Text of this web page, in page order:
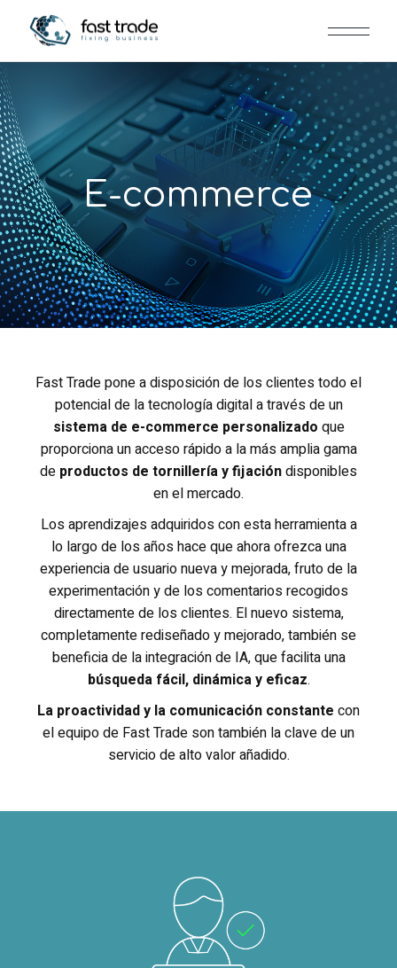
E-commerce
Fast Trade pone a disposición de los clientes todo el
potencial de la tecnología digital a través de un
sistema de e-commerce personalizado que
proporciona un acceso rápido a la más amplia gama
de productos de tornillería y fijacióndisponibles
en el mercado.
Los aprendizajes adquiridos con esta herramienta a
lo largo de los años hace que ahora ofrezca una
experiencia de usuario nueva y mejorada, fruto de la
experimentación y de los comentarios recogidos
directamente de los clientes. El nuevo sistema,
completamente rediseñado y mejorado, también se
beneficia de la integración de IA, que facilita una
búsqueda fácil, dinámica y eficaz.
La proactividad y la comunicación constante con
el equipo de Fast Trade son también la clave de un
servicio de alto valor añadido.